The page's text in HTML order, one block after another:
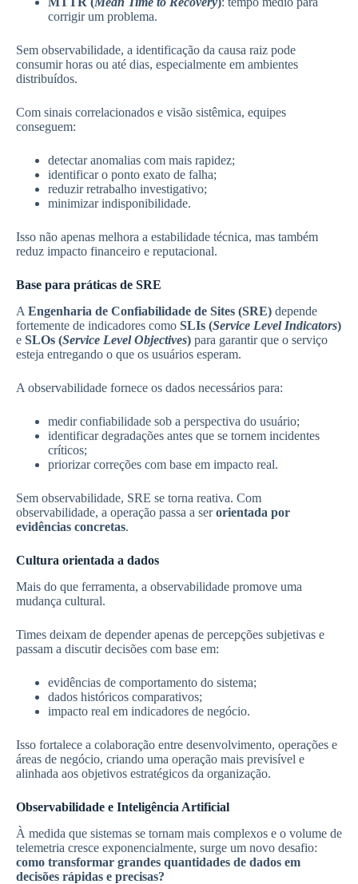
corrigir um problema.
Sem observabilidade, a identificação da causa raiz pode
consumir horas ou até dias, especialmente em ambientes
distribuídos.
Com sinais correlacionados e visão sistêmica, equipes
conseguem:
detectar anomalias com mais rapidez;
identificar o ponto exato de falha;
reduzir retrabalho investigativo;
minimizar indisponibilidade.
Isso não apenas melhora a estabilidade técnica, mas também
reduz impacto financeiro e reputacional.
Base para práticas de SRE
A Engenharia de Confiabilidade de Sites (SRE) depende
fortemente de indicadores como SLIs (Service Level Indicators)
e SLOs (Service Level Objectives) para garantir que o serviço
esteja entregando o que os usuários esperam.
A observabilidade fornece os dados necessários para:
medir confiabilidade sob a perspectiva do usuário;
identificar degradações antes que se tornem incidentes
críticos;
priorizar correções com base em impacto real.
Sem observabilidade, SRE se torna reativa. Com
observabilidade, a operação passa a serorientada por
evidências concretas.
Cultura orientada a dados
Mais do que ferramenta, a observabilidade promove uma
mudança cultural.
Times deixam de depender apenas de percepções subjetivas e
passam a discutir decisões com base em:
evidências de comportamento do sistema;
dados históricos comparativos;
impacto real em indicadores de negócio.
Isso fortalece a colaboração entre desenvolvimento, operações e
áreas de negócio, criando uma operação mais previsível e
alinhada aos objetivos estratégicos da organização.
Observabilidade e Inteligência Artificial
À medida que sistemas se tornam mais complexos e o volume de
telemetria cresce exponencialmente, surge um novo desafio:
como transformar grandes quantidades de dados em
decisões rápidas e precisas?